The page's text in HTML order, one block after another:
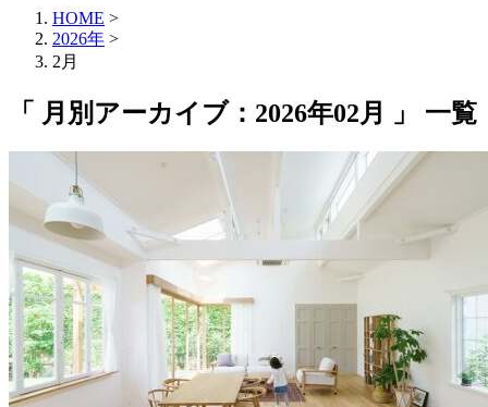
HOME >
2026年 >
2月
「 月別アーカイブ：2026年02月 」 一覧